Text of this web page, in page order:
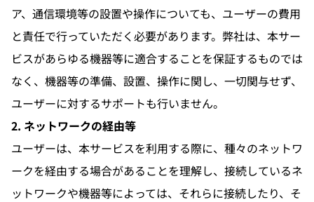
ア、通信環境等の設置や操作についても、ユーザーの費用
と責任で行っていただく必要があります。弊社は、本サー
ビスがあらゆる機器等に適合することを保証するものでは
なく、機器等の準備、設置、操作に関し、一切関与せず、
ユーザーに対するサポートも行いません。
2. ネットワークの経由等
ユーザーは、本サービスを利用する際に、種々のネットワ
ークを経由する場合があることを理解し、接続しているネ
ットワークや機器等によっては、それらに接続したり、そ